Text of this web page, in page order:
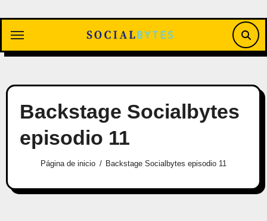
contenido
Backstage Socialbytes
episodio 11
Página de inicio Backstage Socialbytes episodio 11